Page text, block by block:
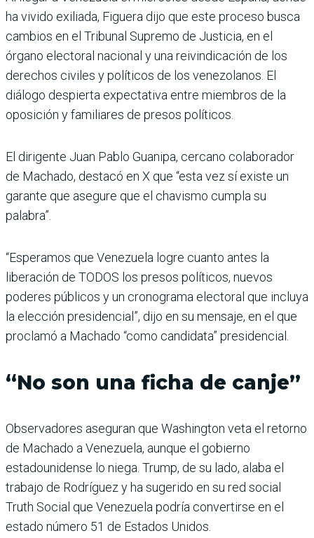
ha vivido exiliada, Figuera dijo que este proceso busca
cambios en el Tribunal Supremo de Justicia, en el
órgano electoral nacional y una reivindicación de los
derechos civiles y políticos de los venezolanos. El
diálogo despierta expectativa entre miembros de la
oposición y familiares de presos políticos.
El dirigente Juan Pablo Guanipa, cercano colaborador
de Machado, destacó en X que “esta vez sí existe un
garante que asegure que el chavismo cumpla su
palabra”.
“Esperamos que Venezuela logre cuanto antes la
liberación de TODOS los presos políticos, nuevos
poderes públicos y un cronograma electoral que incluya
la elección presidencial”, dijo en su mensaje, en el que
proclamó a Machado “como candidata” presidencial.
“No son una ficha de canje”
Observadores aseguran que Washington veta el retorno
de Machado a Venezuela, aunque el gobierno
estadounidense lo niega. Trump, de su lado, alaba el
trabajo de Rodríguez y ha sugerido en su red social
Truth Social que Venezuela podría convertirse en el
estado número 51 de Estados Unidos.